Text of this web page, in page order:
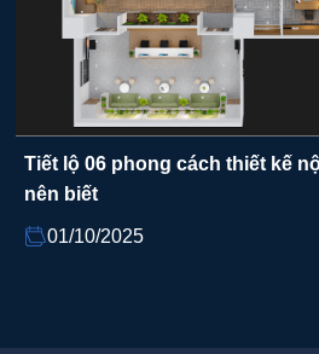
Tiết lộ 06 phong cách thiết kế
nên biết
01/10/2025